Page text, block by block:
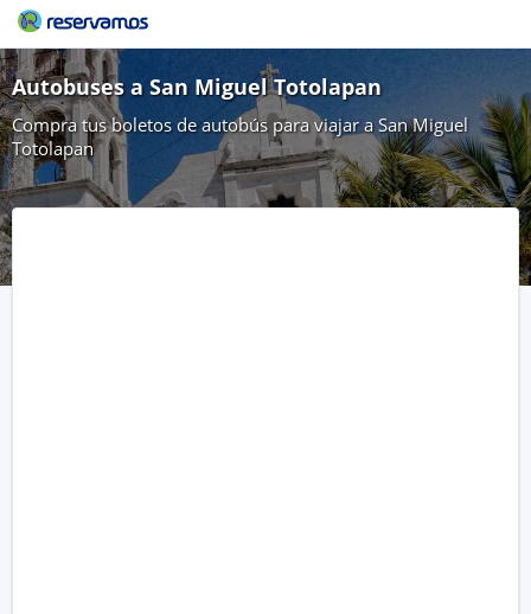
Autobuses a San Miguel Totolapan
Compra tus boletos de autobús para viajar a San Miguel
Totolapan